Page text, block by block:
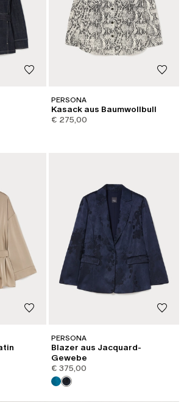
PERSONA
Kasack aus Baumwollbull
€ 275,00
PERSONA
Blazer aus Jacquard-
Gewebe
€ 375,00